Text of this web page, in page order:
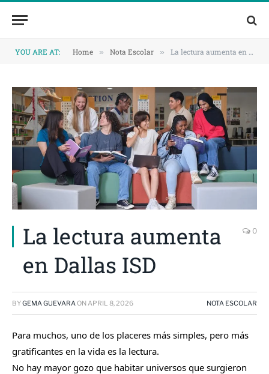
YOU ARE AT: Home » Nota Escolar » La lectura aumenta en Dallas ISD
La lectura aumenta
en Dallas ISD
0
BYGEMA GUEVARAON APRIL 8, 2026 NOTA ESCOLAR
Para muchos, uno de los placeres más simples, pero más
gratificantes en la vida es la lectura.
No hay mayor gozo que habitar universos que surgieron